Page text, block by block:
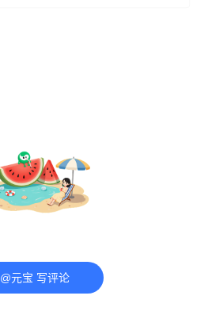
@元宝 写评论